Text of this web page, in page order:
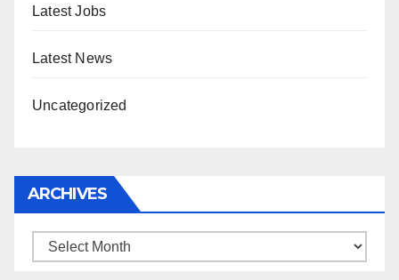
Latest Jobs
Latest News
Uncategorized
ARCHIVES
Archives